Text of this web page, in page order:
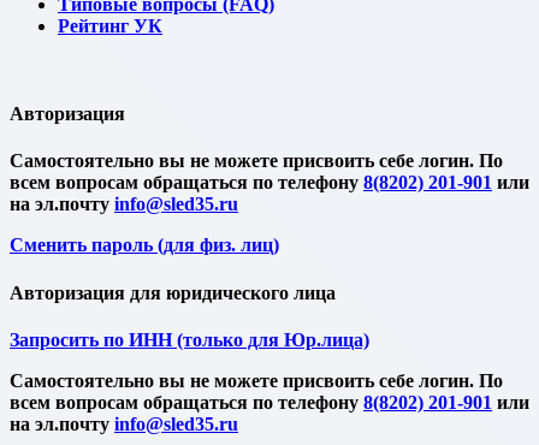
Рейтинг УК
Авторизация
Cамостоятельно вы не можете присвоить себе логин. По
всем вопросам обращаться по телефону 8(8202) 201-901 или
на эл.почту
Сменить пароль (для физ. лиц)
Авторизация для юридического лица
Запросить по ИНН (только для Юр.лица)
Cамостоятельно вы не можете присвоить себе логин. По
всем вопросам обращаться по телефону 8(8202) 201-901 или
на эл.почту